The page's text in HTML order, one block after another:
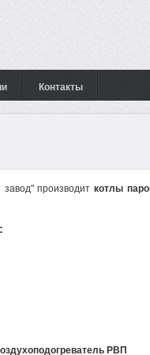
Контакты
завод" производиткотлы
РВП